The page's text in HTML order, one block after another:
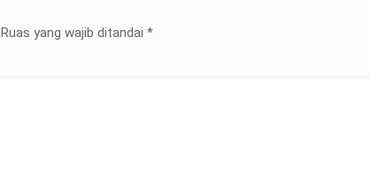
Ruas yang wajib ditandai*